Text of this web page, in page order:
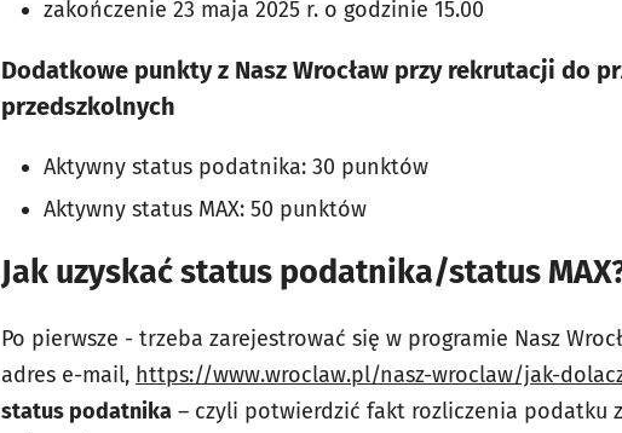
zakończenie 23 maja 2025 r. o godzinie 15.00
Dodatkowe punkty z Nasz Wrocław przy rekrutacji do
przedszkolnych
Aktywny status podatnika: 30 punktów
Aktywny status MAX: 50 punktów
Jak uzyskać status podatnika/status
Po pierwsze - trzeba zarejestrować się w programie Nasz
adres e-mail, https://www.wroclaw.pl/nasz-wroclaw/jak-
status podatnika – czyli potwierdzić fakt rozliczenia podatku